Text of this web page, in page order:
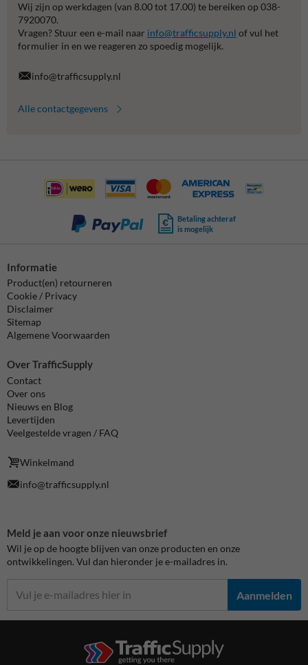
Wij zijn op werkdagen (van 8.00 tot 17.00) te bereiken op 038-
7920070.
Vragen? Stuur een e-mail naar info@trafficsupply.nl of vul het
formulier in en we reageren zo spoedig mogelijk.
info@trafficsupply.nl
Alle contactgegevens
Betaling achteraf
is mogelijk
Informatie
Product(en) retourneren
Cookie / Privacy
Disclaimer
Sitemap
Algemene Voorwaarden
Over TrafficSupply
Contact
Over ons
Nieuws en Blog
Levertijden
Veelgestelde vragen / FAQ
Winkelmand
info@trafficsupply.nl
Meld je aan voor onze nieuwsbrief
Wil je op de hoogte blijven van onze producten en onze
ontwikkelingen. Vul dan hieronder je e-mailadres in.
Aanmelden